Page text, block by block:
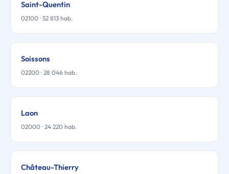
Saint-Quentin
02100 · 52 813 hab.
Soissons
02200 · 28 046 hab.
Laon
02000 · 24 220 hab.
Château-Thierry